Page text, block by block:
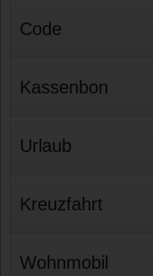
Code
Kassenbon
Urlaub
Kreuzfahrt
Wohnmobil